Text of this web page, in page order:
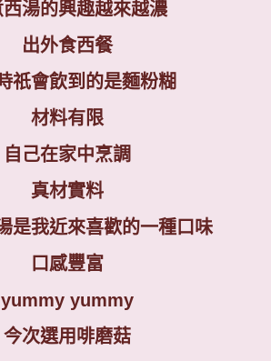
西湯的興趣越來越濃
出外食西餐
祇會飲到的是麵粉糊
材料有限
自己在家中烹調
真材實料
是我近來喜歡的一種口味
口感豐富
yummy yummy
今次選用啡磨菇